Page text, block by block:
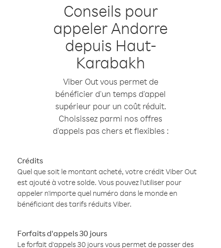
Conseils pour
appeler Andorre
depuis Haut-
Karabakh
Viber Out vous permet de
bénéficier d'un temps d'appel
supérieur pour un coût réduit.
Choisissez parmi nos offres
d'appels pas chers et flexibles :
Crédits
Quel que soit le montant acheté, votre crédit Viber Out
est ajouté à votre solde. Vous pouvez l'utiliser pour
appeler n'importe quel numéro dans le monde en
bénéficiant des tarifs réduits Viber.
Forfaits d'appels 30 jours
Le forfait d'appels 30 jours vous permet de passer des